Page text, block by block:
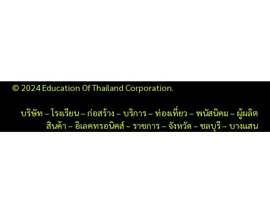
© 2024 Education Of Thailand Corporation.
บริษัท –โรงเรียน– ก่อสร้าง – บริการ– ท่องเที่ยว – พนัสนิคม – ผู้ผลิต
สินค้า – อิเลคทรอนิคส์– ราชการ– จังหวัด – ชลบุรี– บางแสน